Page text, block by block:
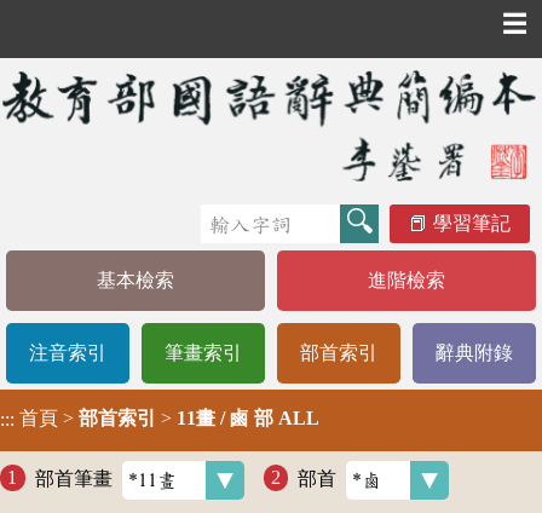
☰
學習筆記
基本檢索 進階檢索
注音索引 筆畫索引 部首索引 辭典附錄
::: 首頁 > 部首索引 > 11畫 / 鹵 部 ALL
部首筆畫 部首